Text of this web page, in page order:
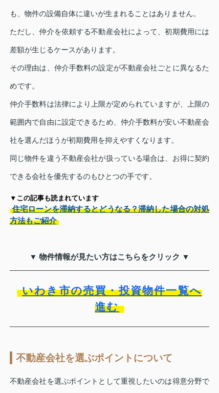
も、物件の設備自体に違いが生まれることはありません。
ただし、仲介を依頼する不動産会社によって、初期費用には
差額が生じるケースがあります。
その理由は、仲介手数料の設定が不動産会社ごとに異なるた
めです。
仲介手数料は法律により上限が定められていますが、上限の
範囲内で自由に設定できるため、仲介手数料が安い不動産会
社を選んだほうが初期費用を抑えやすくなります。
同じ物件を違う不動産会社が扱っている場合は、お得に契約
できる会社を優先するのもひとつの手です。
▼この記事も読まれています
住宅ローンを滞納するとどうなる？滞納した場合の対処
方法もご紹介
▼ 物件情報が見たい方はこちらをクリック ▼
いわき市の売買・投資物件一覧へ
進む
不動産会社を選ぶポイントについて
不動産会社を選ぶポイントとして重視したいのは得意分野で